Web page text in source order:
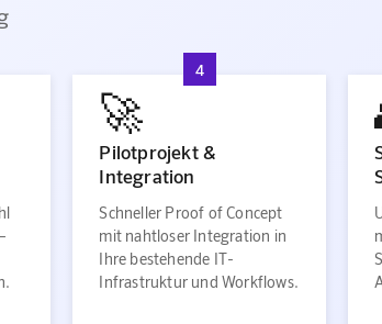
4
🚀
Pilotprojekt &
Integration
Schneller Proof of Concept
mit nahtloser Integration in
Ihre bestehende IT-
Infrastruktur und Workflows.